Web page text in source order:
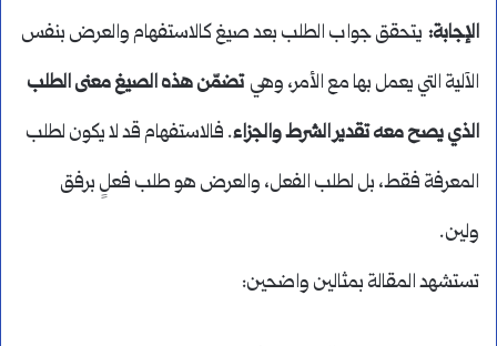
الإجابة: يتحقق جواب الطلب بعد صيغ كالاستفهام والعرض بنفس
الآلية التي يعمل بها مع الأمر، وهيتضمّن هذه الصيغ معنى الطلب
الذي يصح معه تقدير الشرط والجزاء. فالاستفهام قد لا يكون لطلب
المعرفة فقط، بل لطلب الفعل، والعرض هو طلب فعلٍ برفق
ولين.
تستشهد المقالة بمثالين واضحين: